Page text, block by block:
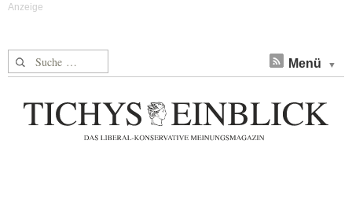
Suche nach: Menü